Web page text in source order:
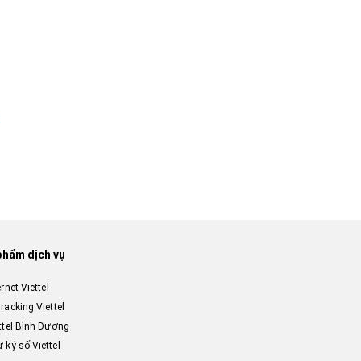
dịch vụ
Viettel
Viettel
Bình Dương
ký số Viettel